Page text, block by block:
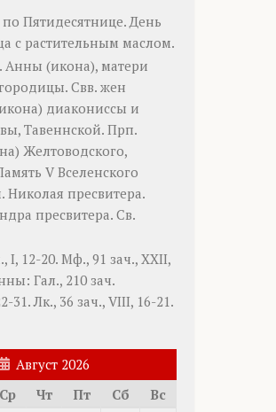
Пятидесятнице. День
с растительным маслом.
Анны (икона), матери
Свв. жен
икона) диакониссы и
Тавеннской. Прп.
) Желтоводского,
V Вселенского
Николая пресвитера.
пресвитера. Св.
I, 12-20. Мф., 91 зач., XXII,
Гал., 210 зач.
31. Лк., 36 зач., VIII, 16-21.
Август 2026
Ср Чт Пт Сб
Вс